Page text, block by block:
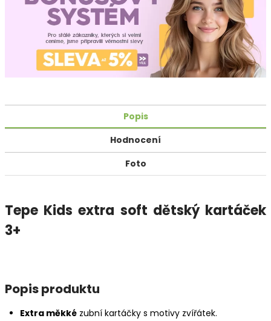
Popis
Hodnocení
Foto
Tepe Kids extra soft dětský kartáček
3+
Popis produktu
Extra měkké zubní kartáčky s motivy zvířátek.